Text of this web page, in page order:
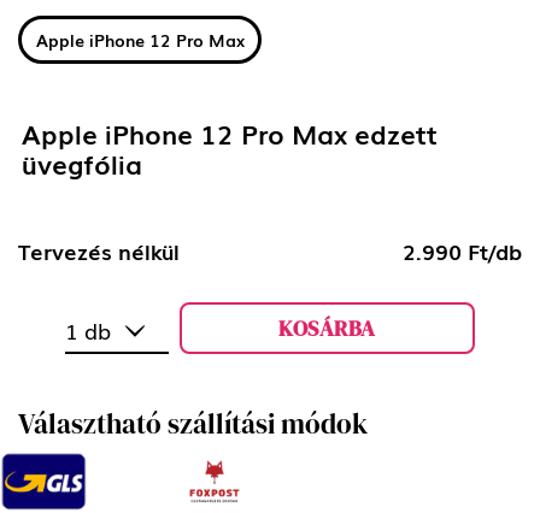
Apple iPhone 12 Pro Max
Apple iPhone 12 Pro Max edzett
üvegfólia
Tervezés nélkül 2.990 Ft/db
1 db KOSÁRBA
Választható szállítási módok